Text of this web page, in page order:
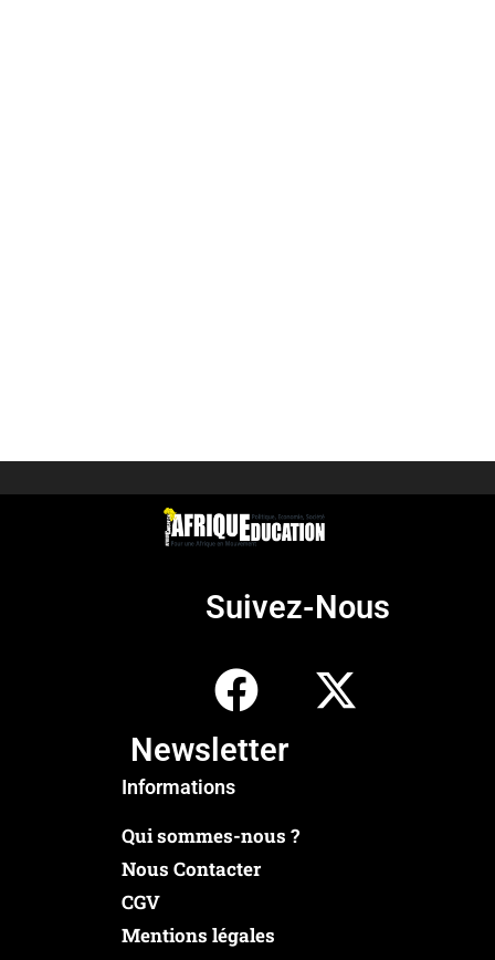
Suivez-Nous
Newsletter
Informations
Qui sommes-nous ?
Nous Contacter
CGV
Mentions légales